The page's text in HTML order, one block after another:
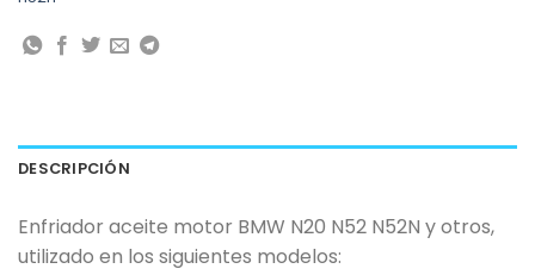
DESCRIPCIÓN
Enfriador aceite motor BMW N20 N52 N52N y otros,
utilizado en los siguientes modelos: